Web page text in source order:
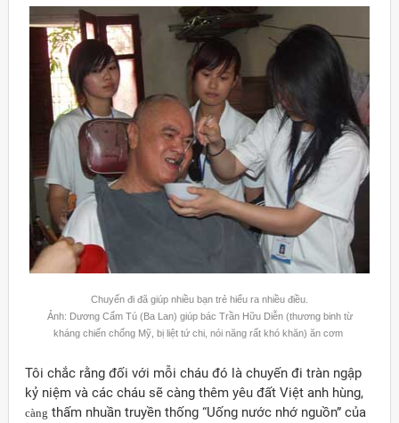
Chuyến đi đã giúp nhiều bạn trẻ hiểu ra nhiều điều.
Ảnh: Dương Cẩm Tú (Ba Lan) giúp bác Trần Hữu Diễn (thương binh từ
kháng chiến chống Mỹ, bị liệt tứ chi, nói năng rất khó khăn) ăn cơm
Tôi chắc rằng đối với mỗi cháu đó là chuyến đi tràn ngập
kỷ niệm và các cháu sẽ càng thêm yêu đất Việt anh hùng,
càng thấm nhuần truyền thống “Uống nước nhớ nguồn” của